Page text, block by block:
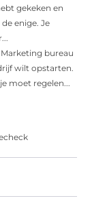
gekeken en
enige. Je
Marketing bureau
wilt opstarten.
moet regelen...